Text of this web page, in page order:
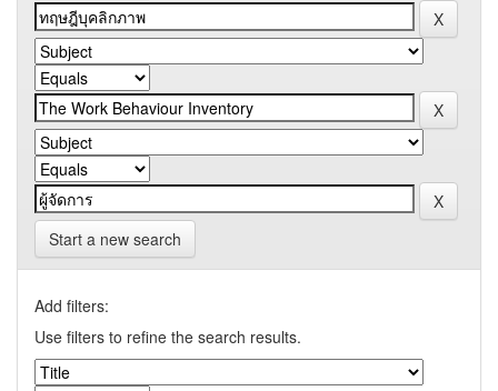
Start a new search
Add filters:
Use filters to refine the search results.